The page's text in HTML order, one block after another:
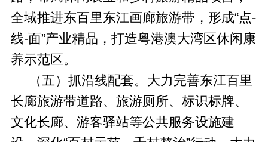
全域推进东百里东江画廊旅游带，形成“点-
线-面”产业精品，打造粤港澳大湾区休闲康
养示范区。
（五）抓沿线配套。大力完善东江百里
长廊旅游带道路、旅游厕所、标识标牌、
文化长廊、游客驿站等公共服务设施建